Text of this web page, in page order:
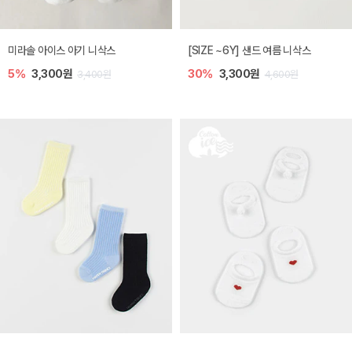
미라솔 아이스 아기 니삭스
5% 3,300원 3,400원
[SIZE ~6Y] 샌드 여름 니삭스
30% 3,300원 4,600원